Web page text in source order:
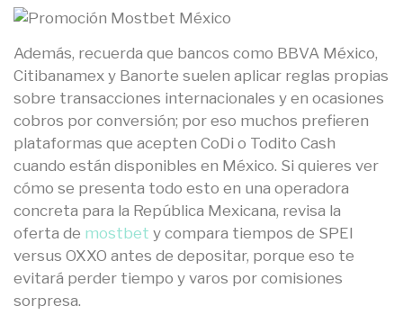
Además, recuerda que bancos como BBVA México,
Citibanamex y Banorte suelen aplicar reglas propias
sobre transacciones internacionales y en ocasiones
cobros por conversión; por eso muchos prefieren
plataformas que acepten CoDi o Todito Cash
cuando están disponibles en México. Si quieres ver
cómo se presenta todo esto en una operadora
concreta para la República Mexicana, revisa la
oferta de mostbet y compara tiempos de SPEI
versus OXXO antes de depositar, porque eso te
evitará perder tiempo y varos por comisiones
sorpresa.